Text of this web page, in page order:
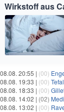
Wirkstoff aus
08.08. 20:55 | (00)
08.08. 19:33 | (00)
08.08. 18:33 | (00)
08.08. 14:02 | (02)
08.08. 13:02 | (00)